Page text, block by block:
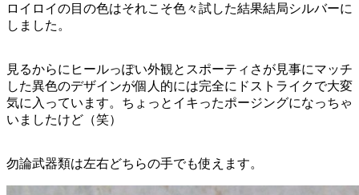
ロイロイの目の色はそれこそ色々試した結果結局シルバーに
しました。
見るからにヒールっぽい外観とスポーティさが見事にマッチ
した異色のデザインが個人的には完全にドストライクで大変
気に入っています。ちょっとイキったポージングになっちゃ
いましたけど（笑）
勿論武器類は左右どちらの手でも使えます。